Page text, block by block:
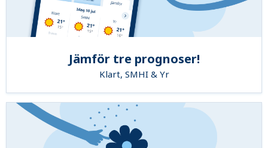
Jämför tre prognoser!
Klart, SMHI & Yr